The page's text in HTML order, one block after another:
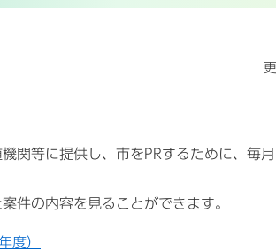
関等に提供し、市をPRするために、毎
件の内容を見ることができます。
度）